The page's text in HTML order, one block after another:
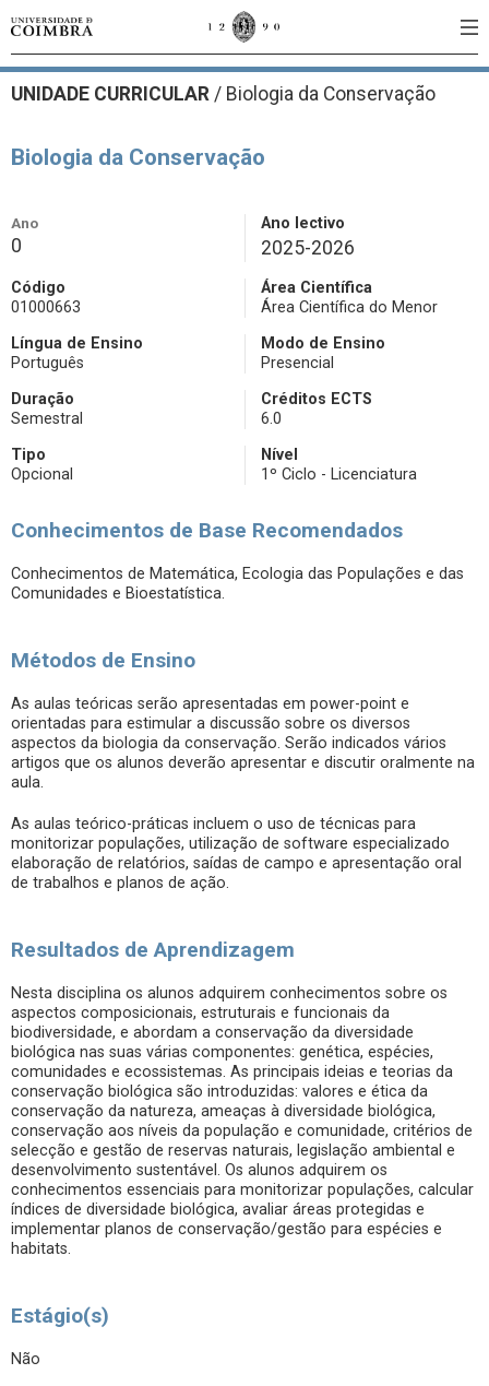
UNIDADE CURRICULAR / Biologia da Conservação
Biologia da Conservação
Ano
0
Ano lectivo
2025-2026
Código
01000663
Área Científica
Área Científica do Menor
Língua de Ensino
Português
Modo de Ensino
Presencial
Duração
Semestral
Créditos ECTS
6.0
Tipo
Opcional
Nível
1º Ciclo - Licenciatura
Conhecimentos de Base Recomendados
Conhecimentos de Matemática, Ecologia das Populações e das
Comunidades e Bioestatística.
Métodos de Ensino
As aulas teóricas serão apresentadas em power-point e
orientadas para estimular a discussão sobre os diversos
aspectos da biologia da conservação. Serão indicados vários
artigos que os alunos deverão apresentar e discutir oralmente na
aula.
As aulas teórico-práticas incluem o uso de técnicas para
monitorizar populações, utilização de software especializado
elaboração de relatórios, saídas de campo e apresentação oral
de trabalhos e planos de ação.
Resultados de Aprendizagem
Nesta disciplina os alunos adquirem conhecimentos sobre os
aspectos composicionais, estruturais e funcionais da
biodiversidade, e abordam a conservação da diversidade
biológica nas suas várias componentes: genética, espécies,
comunidades e ecossistemas. As principais ideias e teorias da
conservação biológica são introduzidas: valores e ética da
conservação da natureza, ameaças à diversidade biológica,
conservação aos níveis da população e comunidade, critérios de
selecção e gestão de reservas naturais, legislação ambiental e
desenvolvimento sustentável. Os alunos adquirem os
conhecimentos essenciais para monitorizar populações, calcular
índices de diversidade biológica, avaliar áreas protegidas e
implementar planos de conservação/gestão para espécies e
habitats.
Estágio(s)
Não